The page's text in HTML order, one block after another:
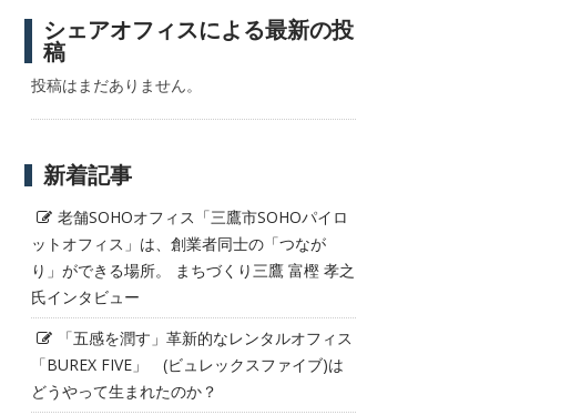
シェアオフィスによる最新の投
稿
投稿はまだありません。
新着記事
老舗SOHOオフィス「三鷹市SOHOパイロ
ットオフィス」は、創業者同士の「つなが
り」ができる場所。 まちづくり三鷹 富樫 孝之
氏インタビュー
「五感を潤す」革新的なレンタルオフィス
「BUREX FIVE」 (ビュレックスファイブ)は
どうやって生まれたのか？